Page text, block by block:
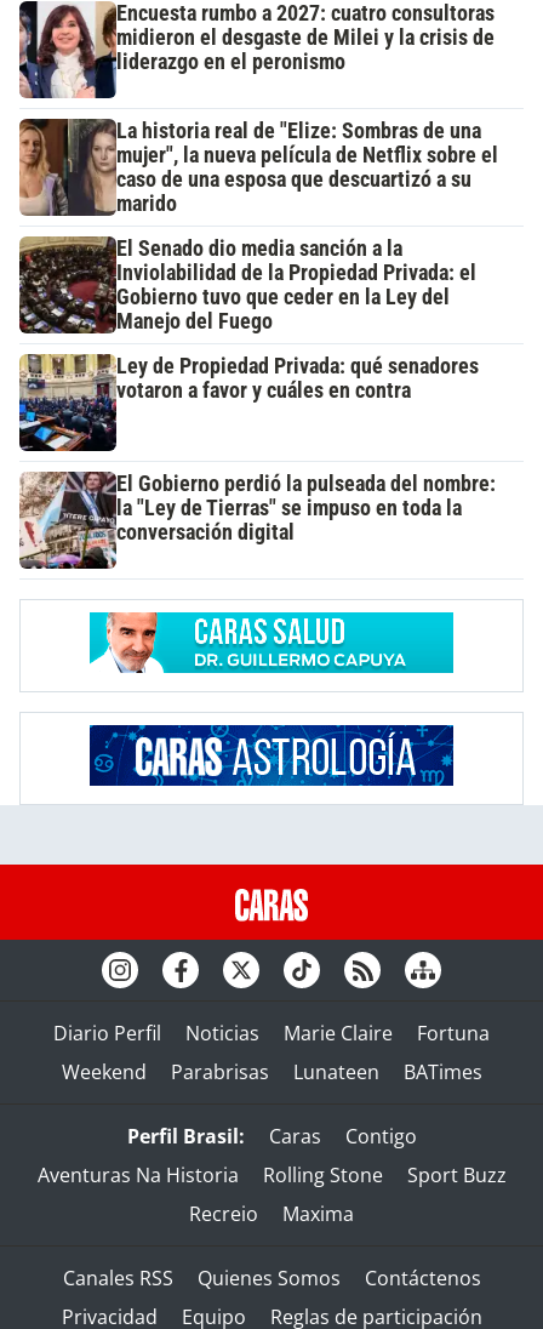
Encuesta rumbo a 2027: cuatro consultoras
midieron el desgaste de Milei y la crisis de
liderazgo en el peronismo
La historia real de "Elize: Sombras de una
mujer", la nueva película de Netflix sobre el
caso de una esposa que descuartizó a su
marido
El Senado dio media sanción a la
Inviolabilidad de la Propiedad Privada: el
Gobierno tuvo que ceder en la Ley del
Manejo del Fuego
Ley de Propiedad Privada: qué senadores
votaron a favor y cuáles en contra
El Gobierno perdió la pulseada del nombre:
la "Ley de Tierras" se impuso en toda la
conversación digital
Diario Perfil Noticias Marie Claire
Fortuna
Weekend
Parabrisas Lunateen BATimes
Perfil Brasil: Caras
Contigo
Aventuras Na Historia
Rolling Stone
Sport Buzz
Recreio
Maxima
Canales RSS Quienes Somos
Contáctenos
Privacidad
Equipo Reglas de participación